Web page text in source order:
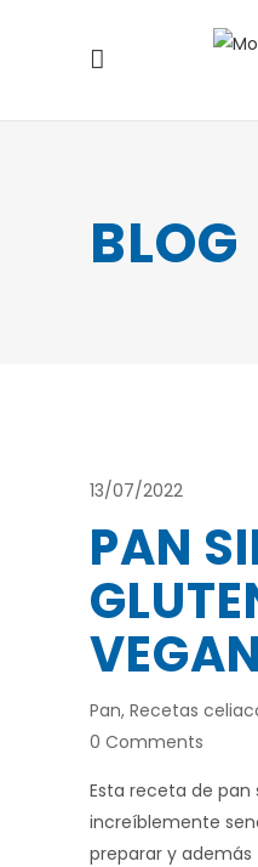
BLOG
13/07/2022
PAN
Pan, Recetas
0 Comments
Esta receta de pan
increíblemente
preparar y